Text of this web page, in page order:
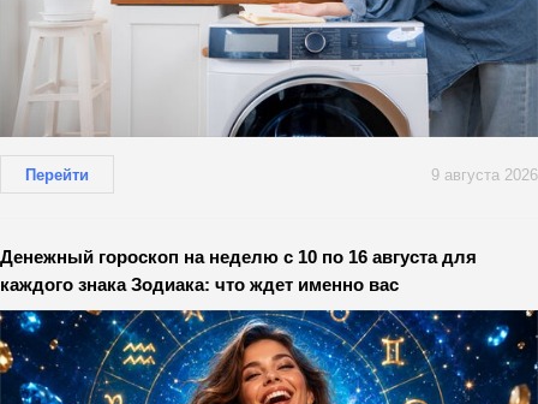
Перейти 9 августа 2026
Денежный гороскоп на неделю с 10 по 16 августа для
каждого знака Зодиака: что ждет именно вас